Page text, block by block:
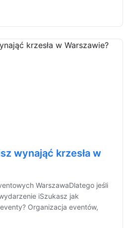
wynająć krzesła w
WarszawaDlatego jeśli
iSzukasz jak
Organizacja eventów,